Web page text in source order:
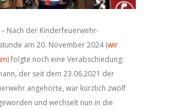
Nach der Kinderfeuerwehr-
am 20. November 2024 (wir
) folgte noch eine Verabschiedung:
der seit dem 23.06.2021 der
angehörte, war kürzlich zwölf
und wechselt nun in die